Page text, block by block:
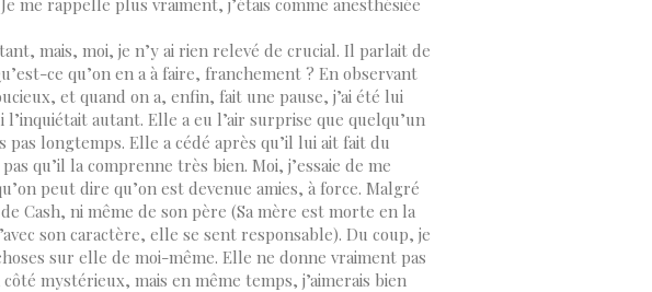
mais, moi, je n’y ai rien relevé de crucial. Il parlait de
ce qu’on en a à faire, franchement ? En observant
et quand on a, enfin, fait une pause, j’ai été lui
autant. Elle a eu l’air surprise que quelqu’un
pas longtemps. Elle a cédé après qu’il lui ait fait du
qu’il la comprenne très bien. Moi, j’essaie de me
peut dire qu’on est devenue amies, à force. Malgré
Cash, ni même de son père (Sa mère est morte en la
son caractère, elle se sent responsable). Du coup, je
sur elle de moi-même. Elle ne donne vraiment pas
mystérieux, mais en même temps, j’aimerais bien